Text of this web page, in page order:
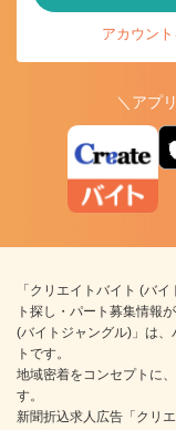
アカウン
＼アプ
「クリエイトバイト (バ
ト探し・パート募集情報
(バイトジャングル)」は
トです。
地域密着をコンセプトに
す。
新聞折込求人広告「クリ